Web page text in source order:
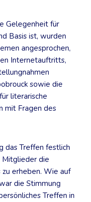
Gelegenheit für
Basis ist, wurden
angesprochen,
Internetauftritts,
sowie die
literarische
mit Fragen des
das Treffen festlich
Mitglieder die
erheben. Wie auf
die Stimmung
Treffen in